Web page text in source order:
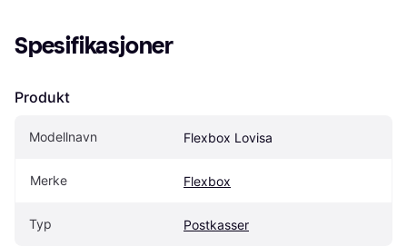
Spesifikasjoner
Produkt
Modellnavn Flexbox Lovisa
Merke Flexbox
Typ Postkasser